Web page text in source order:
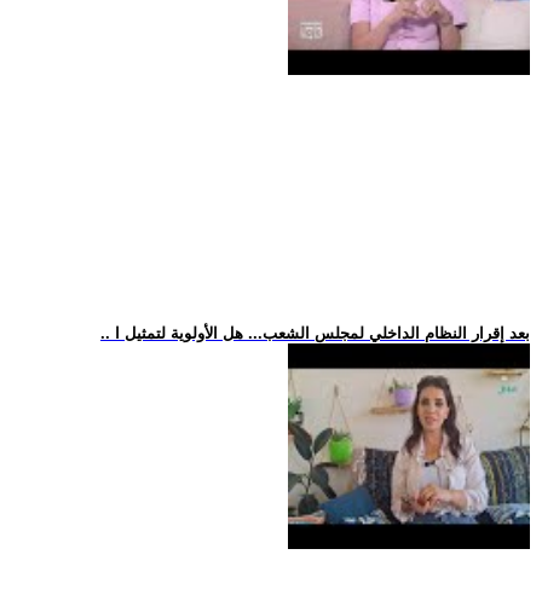
.. بعد إقرار النظام الداخلي لمجلس الشعب... هل الأولوية لتمثيل ا